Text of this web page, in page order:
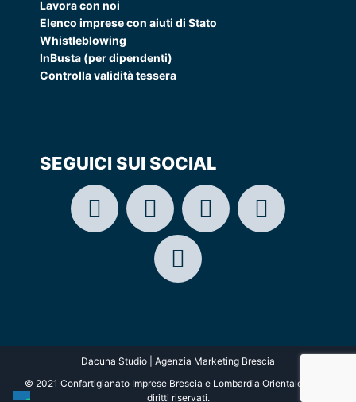
Lavora con noi
Elenco imprese con aiuti di Stato
Whistleblowing
InBusta (per dipendenti)
Controlla validità tessera
SEGUICI SUI SOCIAL
Dacuna Studio | Agenzia Marketing Brescia
© 2021 Confartigianato Imprese Brescia e Lombardia Orientale. Tutti i
diritti riservati.